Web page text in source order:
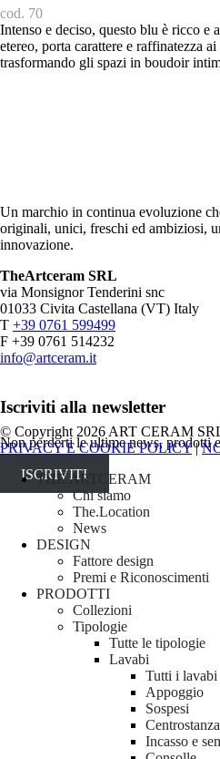
cod. 70
Intenso e deciso, questo blu è ricco e
etereo, porta carattere e raffinatezza
trasformando gli spazi in boudoir
Un marchio in continua evoluzione
originali, unici, freschi ed ambiziosi,
innovazione.
TheArtceram SRL
via Monsignor Tenderini snc
01033 Civita Castellana (VT) Italy
T +39 0761 599499
F +39 0761 514232
info@artceram.it
Iscriviti alla newsletter
Non perderti le ultime news, prodotti
ISCRIVITI
© Copyright 2026 ART CERAM
PRIVACY E COOKIE POLICY|
Close
Menu
THE.ARTCERAM
Chi siamo
The.Location
News
DESIGN
Fattore design
Premi e Riconoscimenti
PRODOTTI
Collezioni
Tipologie
Tutte le tipologie
Lavabi
Tutti i lavabi
Appoggio
Sospesi
Centrostanza
Incasso e